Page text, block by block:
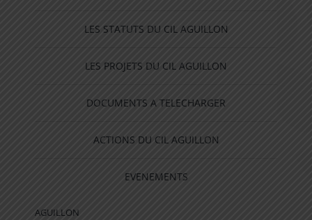
LES STATUTS DU CIL AGUILLON
LES PROJETS DU CIL AGUILLON
DOCUMENTS A TELECHARGER
ACTIONS DU CIL AGUILLON
EVENEMENTS
AGUILLON